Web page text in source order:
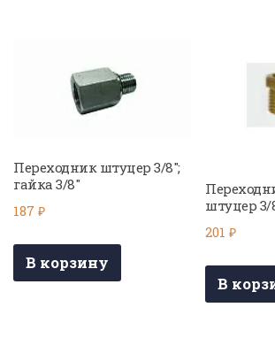
Переходник штуцер 3/8″;
гайка 3/8″
187 ₽
В корзину
штуцер 3/
201₽
В